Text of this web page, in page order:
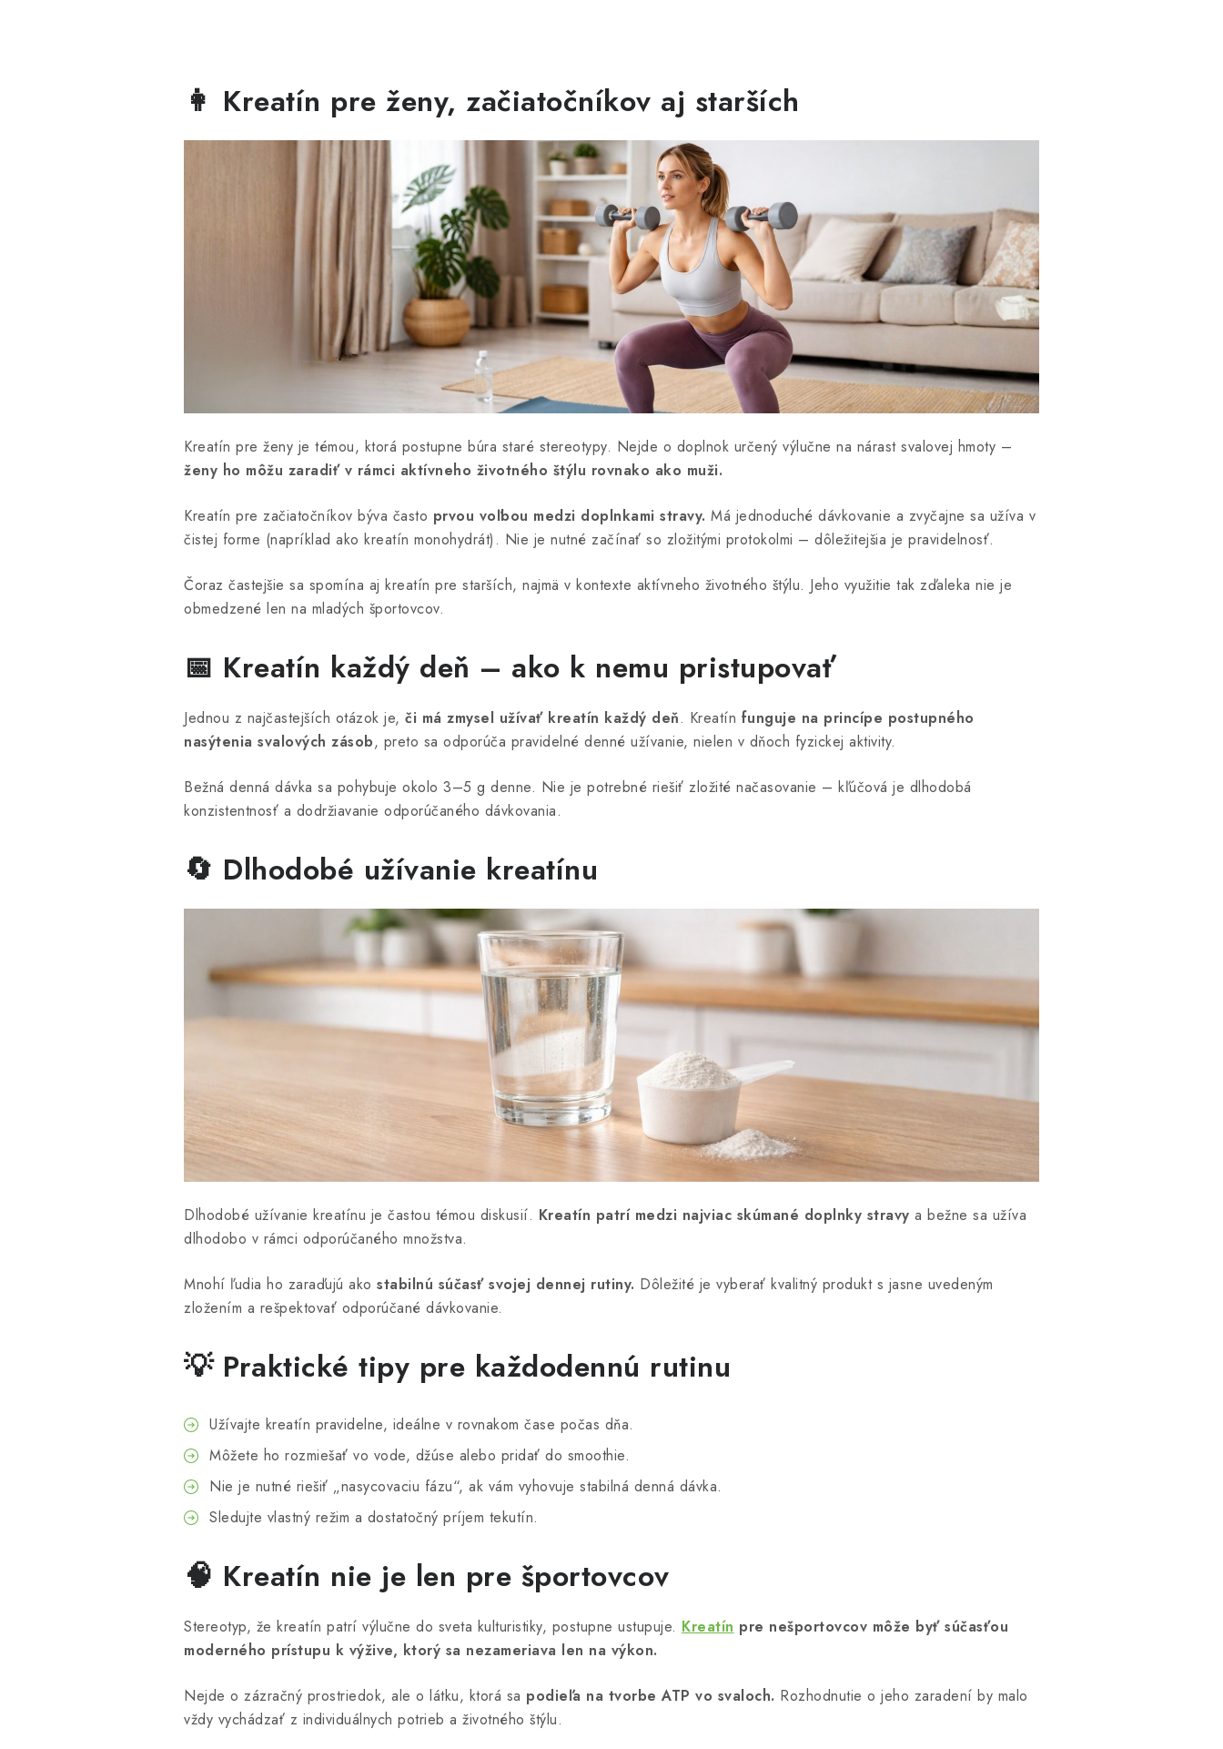
👩 Kreatín pre ženy, začiatočníkov aj starších
Kreatín pre ženy je témou, ktorá postupne búra staré stereotypy. Nejde o doplnok určený výlučne na nárast svalovej hmoty –
ženy ho môžu zaradiť v rámci aktívneho životného štýlu rovnako ako muži.
Kreatín pre začiatočníkov býva často prvou voľbou medzi doplnkami stravy. Má jednoduché dávkovanie a zvyčajne sa užíva v
čistej forme (napríklad ako kreatín monohydrát). Nie je nutné začínať so zložitými protokolmi – dôležitejšia je pravidelnosť.
Čoraz častejšie sa spomína aj kreatín pre starších, najmä v kontexte aktívneho životného štýlu. Jeho využitie tak zďaleka nie je
obmedzené len na mladých športovcov.
📅 Kreatín každý deň – ako k nemu pristupovať
Jednou z najčastejších otázok je, či má zmysel užívať kreatín každý deň. Kreatín funguje na princípe postupného
nasýtenia svalových zásob, preto sa odporúča pravidelné denné užívanie, nielen v dňoch fyzickej aktivity.
Bežná denná dávka sa pohybuje okolo 3–5 g denne. Nie je potrebné riešiť zložité načasovanie – kľúčová je dlhodobá
konzistentnosť a dodržiavanie odporúčaného dávkovania.
🔄 Dlhodobé užívanie kreatínu
Dlhodobé užívanie kreatínu je častou témou diskusií. Kreatín patrí medzi najviac skúmané doplnky stravy a bežne sa užíva
dlhodobo v rámci odporúčaného množstva.
Mnohí ľudia ho zaraďujú ako stabilnú súčasť svojej dennej rutiny. Dôležité je vyberať kvalitný produkt s jasne uvedeným
zložením a rešpektovať odporúčané dávkovanie.
💡 Praktické tipy pre každodennú rutinu
Užívajte kreatín pravidelne, ideálne v rovnakom čase počas dňa.
Môžete ho rozmiešať vo vode, džúse alebo pridať do smoothie.
Nie je nutné riešiť „nasycovaciu fázu“, ak vám vyhovuje stabilná denná dávka.
Sledujte vlastný režim a dostatočný príjem tekutín.
🧠 Kreatín nie je len pre športovcov
Stereotyp, že kreatín patrí výlučne do sveta kulturistiky, postupne ustupuje. Kreatín pre nešportovcov môže byť súčasťou
moderného prístupu k výžive, ktorý sa nezameriava len na výkon.
Nejde o zázračný prostriedok, ale o látku, ktorá sa podieľa na tvorbe ATP vo svaloch. Rozhodnutie o jeho zaradení by malo
vždy vychádzať z individuálnych potrieb a životného štýlu.